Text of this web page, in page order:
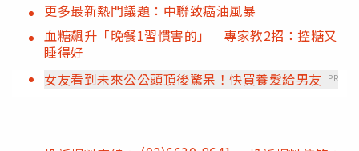
更多最新熱門議題：中聯致癌油風暴
血糖飆升「晚餐1習慣害的」 專家教2招：控糖又
睡得好
女友看到未來公公頭頂後驚呆！快買養髮給男友
PR